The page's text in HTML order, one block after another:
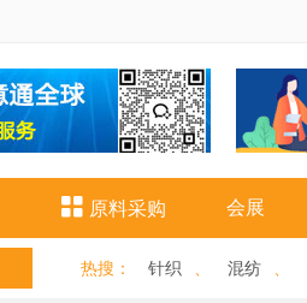
 原料采购 会展
热搜 ： 针织 混纺